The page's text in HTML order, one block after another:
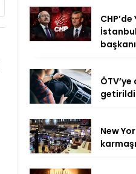
getirildi
New